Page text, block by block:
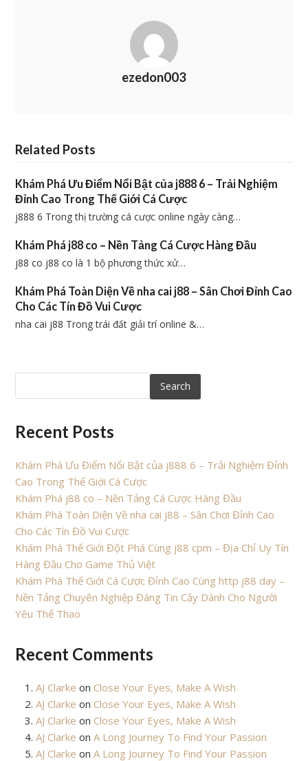
ezedon003
Related Posts
Khám Phá Ưu Điểm Nổi Bật của j888 6 – Trải Nghiệm
Đỉnh Cao Trong Thế Giới Cá Cược
j888 6 Trong thị trường cá cược online ngày càng…
Khám Phá j88 co – Nền Tảng Cá Cược Hàng Đầu
j88 co j88 co là 1 bộ phương thức xử…
Khám Phá Toàn Diện Về nha cai j88 – Sân Chơi Đỉnh Cao
Cho Các Tín Đồ Vui Cược
nha cai j88 Trong trái đất giải trí online &…
Search
Recent Posts
Khám Phá Ưu Điểm Nổi Bật của j888 6 – Trải Nghiệm Đỉnh
Cao Trong Thế Giới Cá Cược
Khám Phá j88 co – Nền Tảng Cá Cược Hàng Đầu
Khám Phá Toàn Diện Về nha cai j88 – Sân Chơi Đỉnh Cao
Cho Các Tín Đồ Vui Cược
Khám Phá Thế Giới Đột Phá Cùng j88 cpm – Địa Chỉ Uy Tín
Hàng Đầu Cho Game Thủ Việt
Khám Phá Thế Giới Cá Cược Đỉnh Cao Cùng http j88 day –
Nền Tảng Chuyên Nghiệp Đáng Tin Cậy Dành Cho Người
Yêu Thể Thao
Recent Comments
AJ Clarke on Close Your Eyes, Make A Wish
AJ Clarke on Close Your Eyes, Make A Wish
AJ Clarke on Close Your Eyes, Make A Wish
AJ Clarke onA Long Journey To Find Your Passion
AJ Clarke onA Long Journey To Find Your Passion